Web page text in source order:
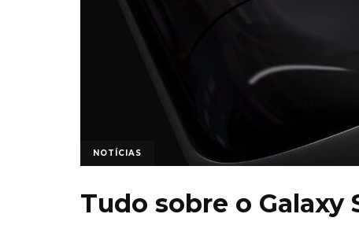
NOTÍCIAS
Tudo sobre o Galaxy